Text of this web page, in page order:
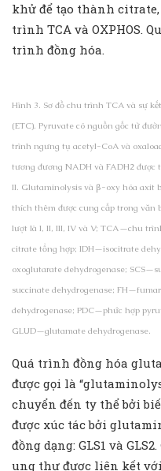
khử để tạo thành
trình TCA và OXPHOS.
trình đồng hóa.
Hình 3. Sơ đồ chu trình TCA và sự
(ETC). Pyruvate có nguồn gốc từ
trình ngưng tụ acetyl-CoA và
tương đương NADH và FADH2 được
II. Glutaminolysis và β-oxy hóa axit
thích thêm được cung cấp trong văn
lượt là I, II, III, IV và V; TCA—chu
citrate tổng hợp; IDH—isocitrate
oxoglutarate dehydrogenase;
succinate dehydrogenase;
dehydrogenase; PDC—phức hợp
GLUD—glutamate dehydrogenase.
Quá trình đồng hóa
được gọi là
chuyển đến ty thể bởi
được xúc tác bởi
đồng dạng: GLS1 và
ung thư được liên kết với